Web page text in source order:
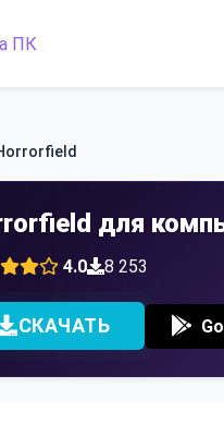
для
4.0 8 253
СКАЧАТЬ